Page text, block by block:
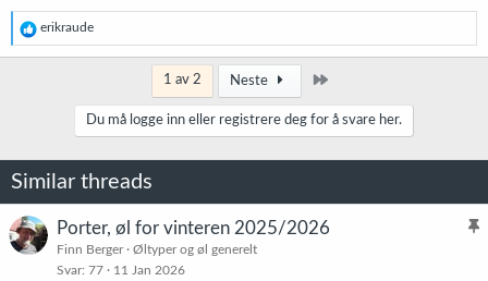
R
e
a
r
erikraude
1 av 2 Neste
Du må logge inn eller registrere deg for å svare her.
Similar threads
K
Porter, øl for vinteren 2025/2026
Finn Berger
Øltyper og øl generelt
Svar 77 11 Jan 2026